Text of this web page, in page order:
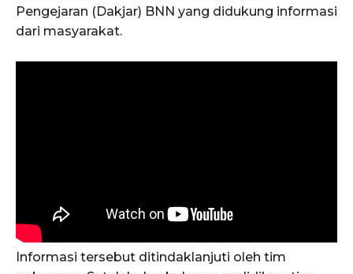
Pengejaran (Dakjar) BNN yang didukung informasi
dari masyarakat.
Informasi tersebut ditindaklanjuti oleh tim